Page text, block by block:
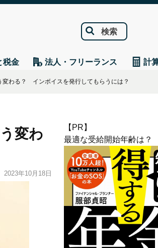
検索
税金 法人・フリーランス 計
変わる？ インボイスを発行してもらうには？
変わ
2023年10月18日
【PR】
最適な受給開始年齢は？